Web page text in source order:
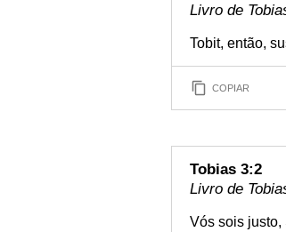
Livro de
Tobit, então,
COPIAR
Tobias 3:2
Livro de
Vós sois justo,